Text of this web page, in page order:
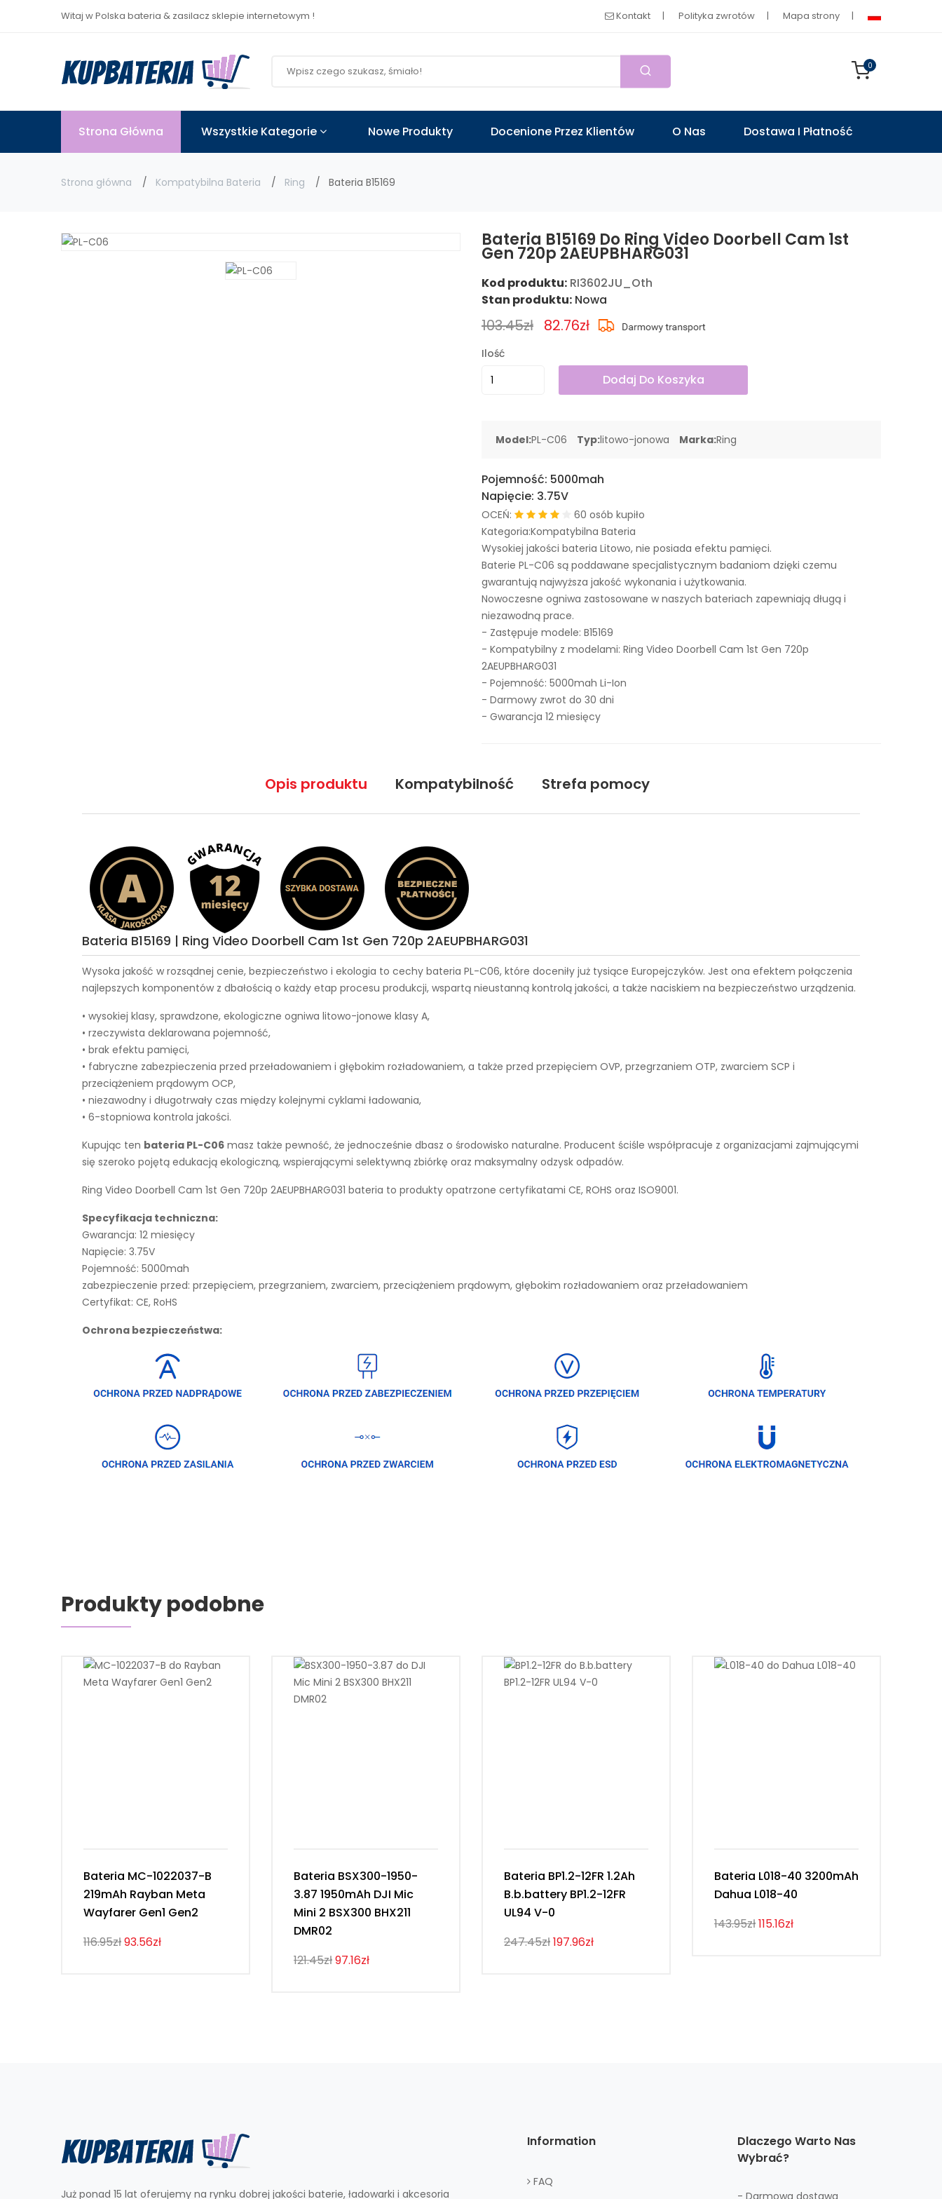
Witaj w Polska bateria & zasilacz sklepie internetowym ! Kontakt Polityka zwrotów Mapa strony
0
Strona Główna Wszystkie Kategorie Nowe Produkty Docenione Przez Klientów O Nas Dostawa I Płatność
Strona główna Kompatybilna Bateria Ring Bateria B15169
Bateria B15169 Do Ring Video Doorbell Cam 1st
Gen 720p 2AEUPBHARG031
Kod produktu: RI3602JU_Oth
Stan produktu: Nowa
103.45zł 82.76zł
Ilość
Dodaj Do Koszyka
Model:PL-C06 Typ:litowo-jonowa Marka:Ring
Pojemność: 5000mah
Napięcie: 3.75V
OCEŃ:
60 osób kupiło
Kategoria:Kompatybilna Bateria
Wysokiej jakości bateria Litowo, nie posiada efektu pamięci.
Baterie PL-C06 są poddawane specjalistycznym badaniom dzięki czemu
gwarantują najwyższa jakość wykonania i użytkowania.
Nowoczesne ogniwa zastosowane w naszych bateriach zapewniają długą i
niezawodną prace.
- Zastępuje modele: B15169
- Kompatybilny z modelami: Ring Video Doorbell Cam 1st Gen 720p
2AEUPBHARG031
- Pojemność: 5000mah Li-Ion
- Darmowy zwrot do 30 dni
- Gwarancja 12 miesięcy
Opis produktu Kompatybilność Strefa pomocy
Bateria B15169 | Ring Video Doorbell Cam 1st Gen 720p 2AEUPBHARG031
Wysoka jakość w rozsądnej cenie, bezpieczeństwo i ekologia to cechy bateria PL-C06, które doceniły już tysiące Europejczyków. Jest ona efektem połączenia
najlepszych komponentów z dbałością o każdy etap procesu produkcji, wspartą nieustanną kontrolą jakości, a także naciskiem na bezpieczeństwo urządzenia.
• wysokiej klasy, sprawdzone, ekologiczne ogniwa litowo-jonowe klasy A,
• rzeczywista deklarowana pojemność,
• brak efektu pamięci,
• fabryczne zabezpieczenia przed przeładowaniem i głębokim rozładowaniem, a także przed przepięciem OVP, przegrzaniem OTP, zwarciem SCP i
przeciążeniem prądowym OCP,
• niezawodny i długotrwały czas między kolejnymi cyklami ładowania,
• 6-stopniowa kontrola jakości.
Kupując ten bateria PL-C06 masz także pewność, że jednocześnie dbasz o środowisko naturalne. Producent ściśle współpracuje z organizacjami zajmującymi
się szeroko pojętą edukacją ekologiczną, wspierającymi selektywną zbiórkę oraz maksymalny odzysk odpadów.
Ring Video Doorbell Cam 1st Gen 720p 2AEUPBHARG031 bateria to produkty opatrzone certyfikatami CE, ROHS oraz ISO9001.
Specyfikacja techniczna:
Gwarancja: 12 miesięcy
Napięcie: 3.75V
Pojemność: 5000mah
zabezpieczenie przed: przepięciem, przegrzaniem, zwarciem, przeciążeniem prądowym, głębokim rozładowaniem oraz przeładowaniem
Certyfikat: CE, RoHS
Ochrona bezpieczeństwa:
Produkty podobne
Bateria MC-1022037-B
219mAh Rayban Meta
Wayfarer Gen1 Gen2
116.95zł93.56zł
Bateria BSX300-1950-
3.87 1950mAh DJI Mic
Mini 2 BSX300 BHX211
DMR02
121.45zł97.16zł
Bateria BP1.2-12FR 1.2Ah
B.b.battery BP1.2-12FR
UL94 V-0
247.45zł197.96zł
Bateria L018-40 3200mAh
Dahua L018-40
143.95zł115.16zł
Już ponad 15 lat oferujemy na rynku dobrej jakości baterie, ładowarki i akcesoria
Information
FAQ
Dlaczego Warto Nas
Wybrać?
- Darmowa dostawa